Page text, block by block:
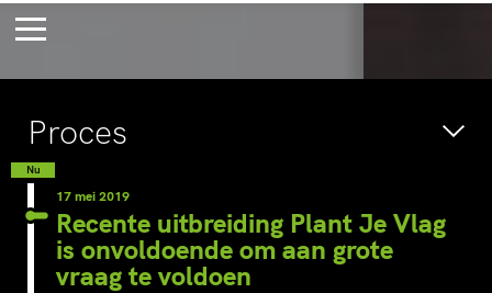
's-Hertogenbosch
Voor eeuwig
jong
Proces
Nu
17 mei 2019
Recente uitbreiding Plant Je Vlag
is onvoldoende om aan grote
vraag te voldoen